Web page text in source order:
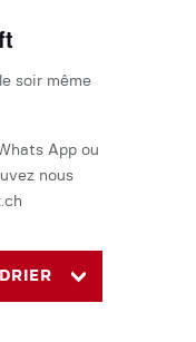
soir même
App ou
nous